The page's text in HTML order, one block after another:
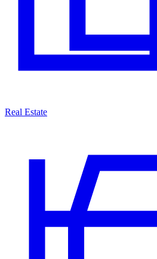
Real Estate